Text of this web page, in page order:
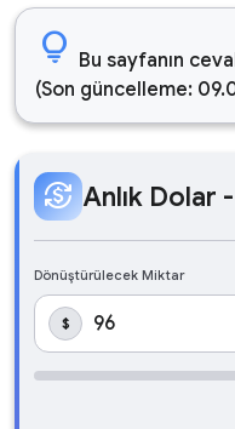
lightbulb Bu sayfanın
(Son güncelleme:
currency_exchange Anlık Dolar
Dönüştürülecek Miktar
$